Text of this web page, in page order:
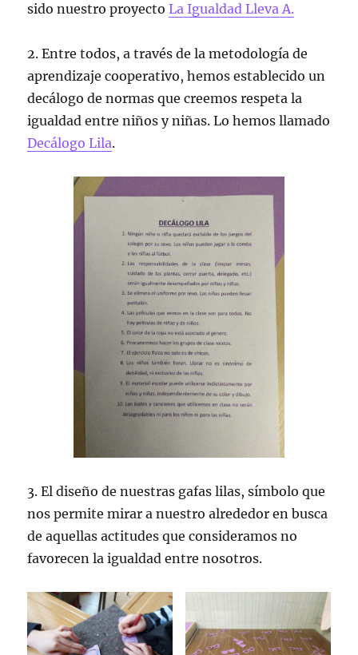
sido nuestro proyectoLa Igualdad Lleva A.
2. Entre todos, a través de la metodología de
aprendizaje cooperativo, hemos establecido un
decálogo de normas que creemos respeta la
igualdad entre niños y niñas. Lo hemos llamado
Decálogo Lila.
3. El diseño de nuestras gafas lilas, símbolo que
nos permite mirar a nuestro alrededor en busca
de aquellas actitudes que consideramos no
favorecen la igualdad entre nosotros.